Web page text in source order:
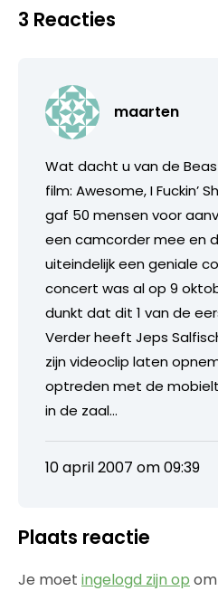
3 Reacties
maarten
Wat dacht u van de
film: Awesome, I Fuckin’
gaf 50 mensen voor
een camcorder mee en
uiteindelijk een geniale
concert was al op 9
dunkt dat dit 1 van de
Verder heeft Jeps
zijn videoclip laten
optreden met de
in de zaal…
10 april 2007 om 09:39
Plaats reactie
Je moet ingelogd zijn op